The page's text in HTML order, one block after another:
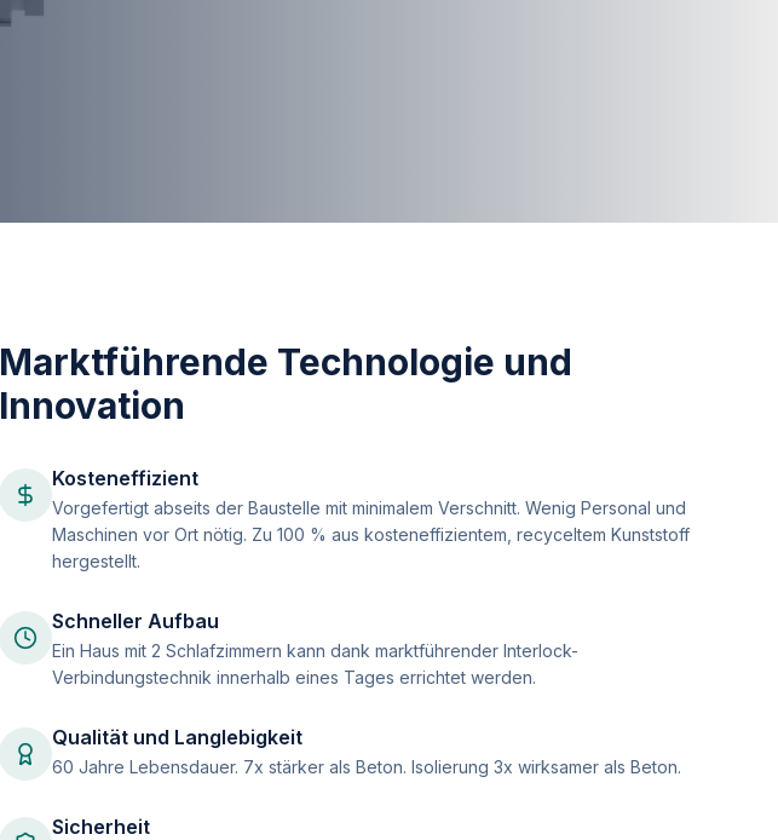
Marktführende Technologie und
Innovation
Kosteneffizient
Vorgefertigt abseits der Baustelle mit minimalem Verschnitt. Wenig Personal und
Maschinen vor Ort nötig. Zu 100 % aus kosteneffizientem, recyceltem Kunststoff
hergestellt.
Schneller Aufbau
Ein Haus mit 2 Schlafzimmern kann dank marktführender Interlock-
Verbindungstechnik innerhalb eines Tages errichtet werden.
Qualität und Langlebigkeit
60 Jahre Lebensdauer. 7x stärker als Beton. Isolierung 3x wirksamer als Beton.
Sicherheit